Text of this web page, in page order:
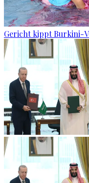
Gericht kippt Burkini-